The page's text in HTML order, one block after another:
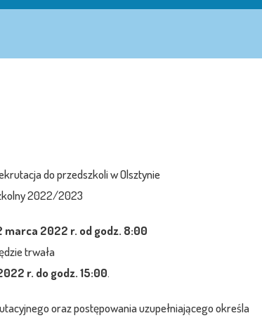
do przedszkoli w Olsztynie
2022/2023
marca 2022 r. od godz. 8:00
trwała
r. do godz. 15:00.
oraz postępowania uzupełniającego określa